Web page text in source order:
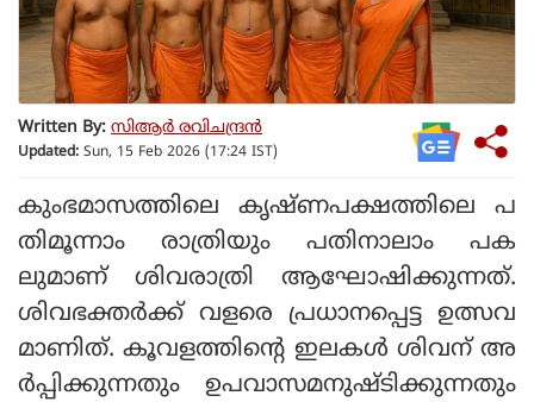
Written By: സിആര്‍ രവിചന്ദ്രന്‍
Updated: Sun, 15 Feb 2026 (17:24 IST)
കുംഭമാസത്തിലെ കൃഷ്ണപക്ഷത്തിലെ പ
തിമൂന്നാം രാത്രിയും പതിനാലാം പക
ലുമാണ് ശിവരാത്രി ആഘോഷിക്കുന്നത്.
ശിവഭക്തര്‍ക്ക് വളരെ പ്രധാനപ്പെട്ട ഉത്സവ
മാണിത്. കൂവളത്തിന്റെ ഇലകള്‍ ശിവന് അ
ര്‍പ്പിക്കുന്നതും ഉപവാസമനുഷ്ടിക്കുന്നതും